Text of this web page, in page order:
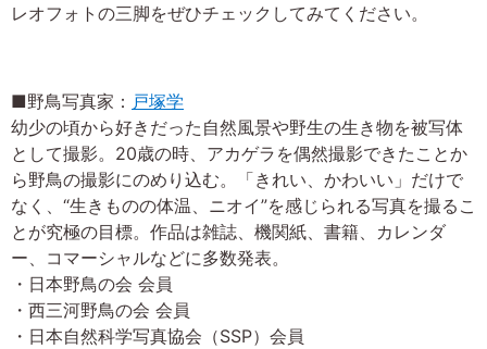
レオフォトの三脚をぜひチェックしてみてください。
■野鳥写真家： 戸塚学
幼少の頃から好きだった自然風景や野生の生き物を被写体
として撮影。20歳の時、アカゲラを偶然撮影できたことか
ら野鳥の撮影にのめり込む。「きれい、かわいい」だけで
なく、“生きものの体温、ニオイ”を感じられる写真を撮るこ
とが究極の目標。作品は雑誌、機関紙、書籍、カレンダ
ー、コマーシャルなどに多数発表。
・日本野鳥の会 会員
・西三河野鳥の会 会員
・日本自然科学写真協会（SSP）会員